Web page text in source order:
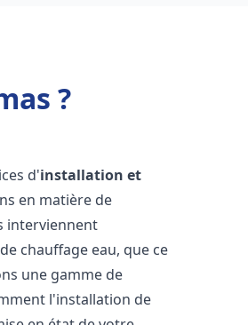
?
d'installation et
en matière de
interviennent
chauffage eau, que ce
une gamme de
l'installation de